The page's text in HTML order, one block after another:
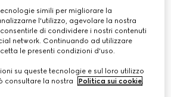
simili per migliorare la
l'utilizzo, agevolare la nostra
di condividere i nostri contenuti
network. Continuando ad utilizzare
le presenti condizioni d'uso.
su queste tecnologie e sul loro utilizzo
consultare la nostra
Politica sui cookie.